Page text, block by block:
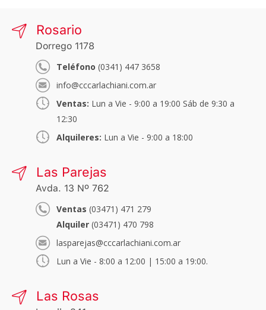
Rosario
Dorrego 1178
Teléfono (0341) 447 3658
info@cccarlachiani.com.ar
Ventas: Lun a Vie - 9:00 a 19:00 Sáb de 9:30 a
12:30
Alquileres: Lun a Vie - 9:00 a 18:00
Las Parejas
Avda. 13 Nº 762
Ventas (03471) 471 279
Alquiler (03471) 470 798
lasparejas@cccarlachiani.com.ar
Lun a Vie - 8:00 a 12:00 | 15:00 a 19:00.
Las Rosas